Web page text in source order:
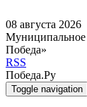
08 августа 2026
Муниципальное
Победа»
RSS
Победа.Ру
Toggle navigation